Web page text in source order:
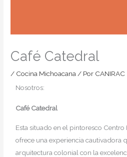
Café Catedral
/ Cocina Michoacana / Por CANIRAC
Nosotros:
Café Catedral
Esta situado en el pintoresco Centro
ofrece una experiencia cautivadora
arquitectura colonial con la